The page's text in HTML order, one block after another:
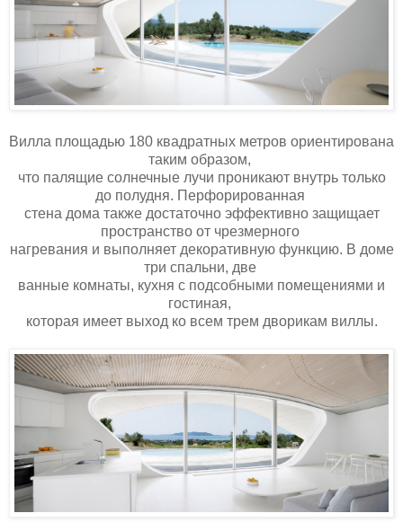
Вилла площадью 180 квадратных метров ориентирована
таким образом,
что палящие солнечные лучи проникают внутрь только
до полудня. Перфорированная
стена дома также достаточно эффективно защищает
пространство от чрезмерного
нагревания и выполняет декоративную функцию. В доме
три спальни, две
ванные комнаты, кухня с подсобными помещениями и
гостиная,
которая имеет выход ко всем трем дворикам виллы.